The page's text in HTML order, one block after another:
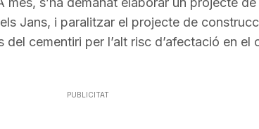
Jans, i paralitzar el projecte de
del cementiri per l’alt risc d’afectació en el
PUBLICITAT